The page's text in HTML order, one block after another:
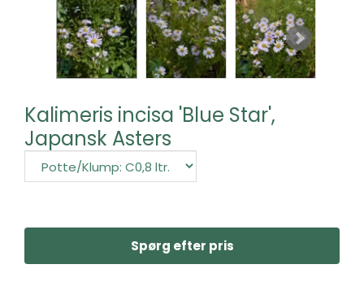
Kalimeris incisa 'Blue Star',
Japansk Asters
Spørg efter pris